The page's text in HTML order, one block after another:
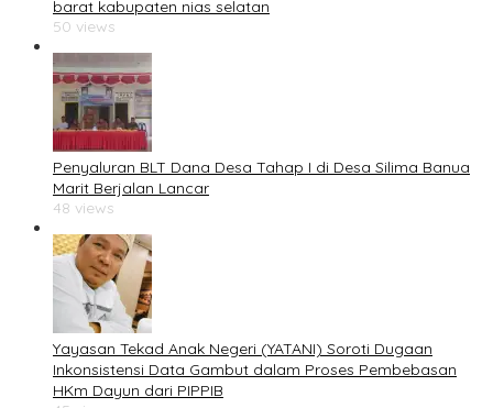
barat kabupaten nias selatan
50 views
Penyaluran BLT Dana Desa Tahap I di Desa Silima Banua
Marit Berjalan Lancar
48 views
Yayasan Tekad Anak Negeri (YATANI) Soroti Dugaan
Inkonsistensi Data Gambut dalam Proses Pembebasan
HKm Dayun dari PIPPIB